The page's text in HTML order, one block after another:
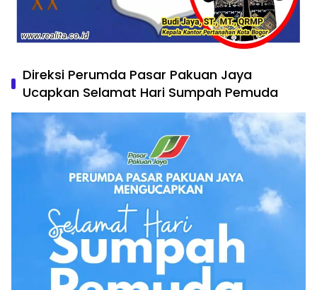
Direksi Perumda Pasar Pakuan Jaya
Ucapkan Selamat Hari Sumpah Pemuda